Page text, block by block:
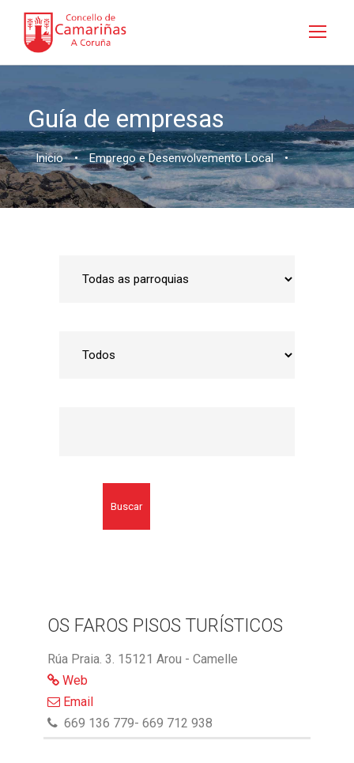
Guía de empresas
Inicio • Emprego e Desenvolvemento Local •
Buscar
OS FAROS PISOS TURÍSTICOS
Rúa Praia. 3. 15121 Arou - Camelle
Web
Email
669 136 779- 669 712 938